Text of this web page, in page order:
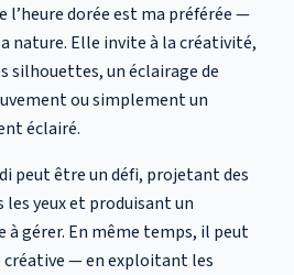
l’heure dorée est ma préférée —
nature. Elle invite à la créativité,
silhouettes, un éclairage de
ou simplement un
éclairé.
peut être un défi, projetant des
les yeux et produisant un
gérer. En même temps, il peut
— en exploitant les